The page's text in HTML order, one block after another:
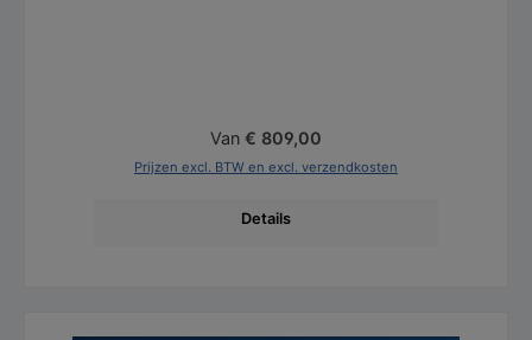
Normale prijs:
Van € 809,00
Prijzen excl. BTW en excl. verzendkosten
Details